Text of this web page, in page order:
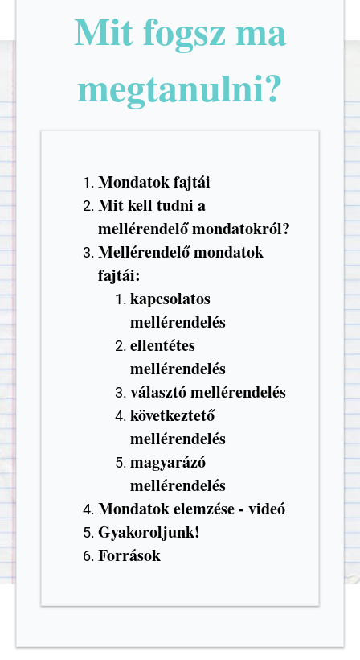
Mit fogsz ma
megtanulni?
Mondatok fajtái
Mit kell tudni a
mellérendelő mondatokról?
Mellérendelő mondatok
fajtái:
kapcsolatos
mellérendelés
ellentétes
mellérendelés
választó mellérendelés
következtető
mellérendelés
magyarázó
mellérendelés
Mondatok elemzése - videó
Gyakoroljunk!
Források